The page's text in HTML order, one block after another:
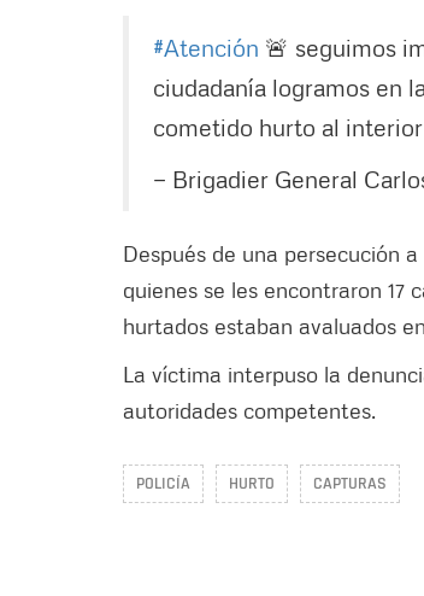
#Atención 🚨 seguimos
ciudadanía logramos en
cometido hurto al
— Brigadier General
Después de una persecución
quienes se les encontraron 17
hurtados estaban avaluados
La víctima interpuso la
autoridades competentes.
POLICÍA HURTO CAPTURAS